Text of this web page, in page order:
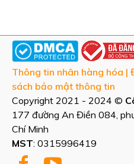
Thông tin nhãn hàng hóa |
sách bảo mật thông tin
Copyright 2021 - 2024 ©
177 đường An Điền 084,
Chí Minh
MST: 0315996419